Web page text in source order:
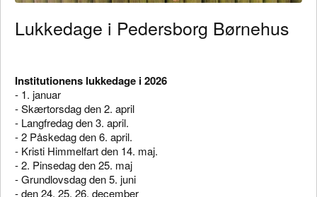
Lukkedage i Pedersborg Børnehus
Institutionens lukkedage i 2026
- 1. januar
- Skærtorsdag den 2. april
- Langfredag den 3. april.
- 2 Påskedag den 6. april.
- Kristi Himmelfart den 14. maj.
- 2. Pinsedag den 25. maj
- Grundlovsdag den 5. juni
- den 24. 25. 26. december